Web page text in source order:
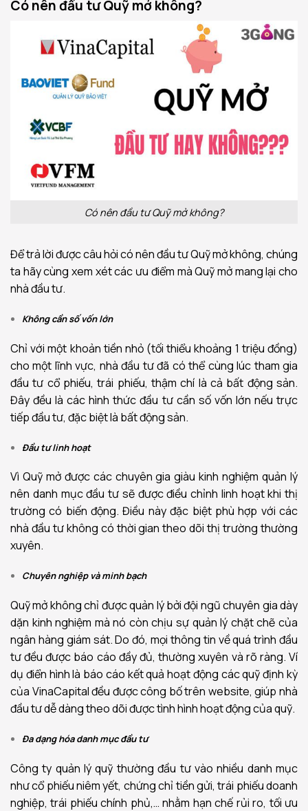
Có nên đầu tư Quỹ mở không?
Có nên đầu tư Quỹ mở không?
Để trả lời được câu hỏi có nên đầu tư Quỹ mở không, chúng
ta hãy cùng xem xét các ưu điểm mà Quỹ mở mang lại cho
nhà đầu tư.
Không cần số vốn lớn
Chỉ với một khoản tiền nhỏ (tối thiểu khoảng 1 triệu đồng)
cho một lĩnh vực, nhà đầu tư đã có thể cùng lúc tham gia
đầu tư cổ phiếu, trái phiếu, thậm chí là cả bất động sản.
Đây đều là các hình thức đầu tư cần số vốn lớn nếu trực
tiếp đầu tư, đặc biệt là bất động sản.
Đầu tư linh hoạt
Vì Quỹ mở được các chuyên gia giàu kinh nghiệm quản lý
nên danh mục đầu tư sẽ được điều chỉnh linh hoạt khi thị
trường có biến động. Điều này đặc biệt phù hợp với các
nhà đầu tư không có thời gian theo dõi thị trường thường
xuyên.
Chuyên nghiệp và minh bạch
Quỹ mở không chỉ được quản lý bởi đội ngũ chuyên gia dày
dặn kinh nghiệm mà nó còn chịu sự quản lý chặt chẽ của
ngân hàng giám sát. Do đó, mọi thông tin về quá trình đầu
tư đều được báo cáo đầy đủ, thường xuyên và rõ ràng. Ví
dụ điển hình là báo cáo kết quả hoạt động các quỹ định kỳ
của VinaCapital đều được công bố trên website, giúp nhà
đầu tư dễ dàng theo dõi được tình hình hoạt động của quỹ.
Đa dạng hóa danh mục đầu tư
Công ty quản lý quỹ thường đầu tư vào nhiều danh mục
như cổ phiếu niêm yết, chứng chỉ tiền gửi, trái phiếu doanh
nghiệp, trái phiếu chính phủ,… nhằm hạn chế rủi ro, tối ưu